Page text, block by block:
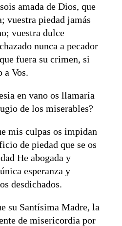
amada de Dios, que
vuestra piedad jamás
vuestra dulce
nunca a pecador
fuera su crimen, si
a Vos.
en vano os llamaría
de los miserables?
mis culpas os impidan
de piedad que se os
He abogada y
esperanza y
desdichados.
su Santísima Madre, la
de misericordia por